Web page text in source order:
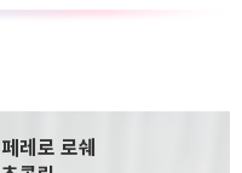
페레로 로쉐